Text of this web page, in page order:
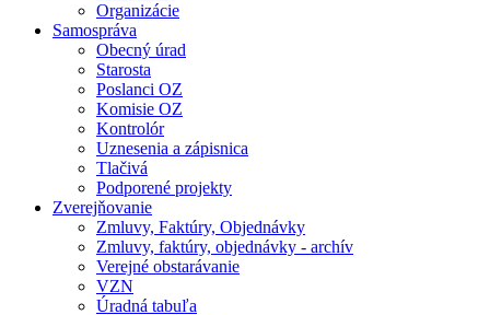
Organizácie
Samospráva
Obecný úrad
Starosta
Poslanci OZ
Komisie OZ
Kontrolór
Uznesenia a zápisnica
Tlačivá
Podporené projekty
Zverejňovanie
Zmluvy, Faktúry, Objednávky
Zmluvy, faktúry, objednávky - archív
Verejné obstarávanie
VZN
Úradná tabuľa